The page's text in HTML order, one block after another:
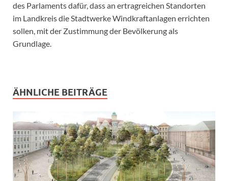
des Parlaments dafür, dass an ertragreichen Standorten
im Landkreis die Stadtwerke Windkraftanlagen errichten
sollen, mit der Zustimmung der Bevölkerung als
Grundlage.
ÄHNLICHE BEITRÄGE